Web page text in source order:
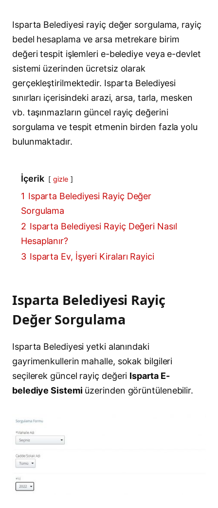
Isparta Belediyesi rayiç değer sorgulama, rayiç
bedel hesaplama ve arsa metrekare birim
değeri tespit işlemleri e-belediye veya e-devlet
sistemi üzerinden ücretsiz olarak
gerçekleştirilmektedir. Isparta Belediyesi
sınırları içerisindeki arazi, arsa, tarla, mesken
vb. taşınmazların güncel rayiç değerini
sorgulama ve tespit etmenin birden fazla yolu
bulunmaktadır.
İçerik gizle
1 Isparta Belediyesi Rayiç Değer
Sorgulama
2 Isparta Belediyesi Rayiç Değeri Nasıl
Hesaplanır?
3 Isparta Ev, İşyeri Kiraları Rayici
Isparta Belediyesi Rayiç
Değer Sorgulama
Isparta Belediyesi yetki alanındaki
gayrimenkullerin mahalle, sokak bilgileri
seçilerek güncel rayiç değeri Isparta E-
belediye Sistemi üzerinden görüntülenebilir.